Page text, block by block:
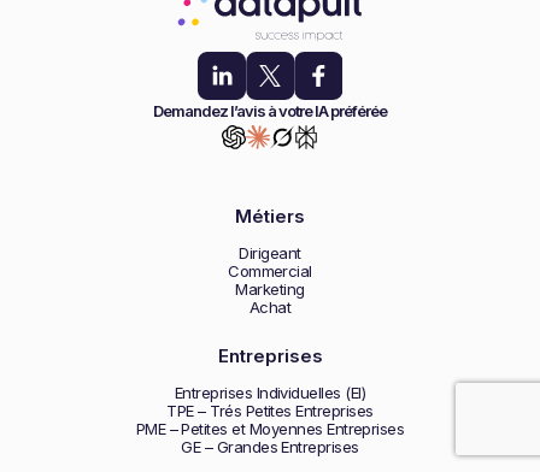
Demandez l’avis à votre IA préférée
Métiers
Dirigeant
Commercial
Marketing
Achat
Entreprises
Entreprises Individuelles (EI)
TPE – Trés Petites Entreprises
PME – Petites et Moyennes Entreprises
GE – Grandes Entreprises